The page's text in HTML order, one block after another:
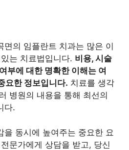
면의 임플란트 치과는 많은 이
는 치료법입니다. 비용, 시술
부에 대한 명확한 이해는 여
요한 정보입니다. 치료를 생각
병원의 내용을 통해 최선의
다.
을 동시에 높여주는 중요한 요
문가에게 상담을 받고, 당신